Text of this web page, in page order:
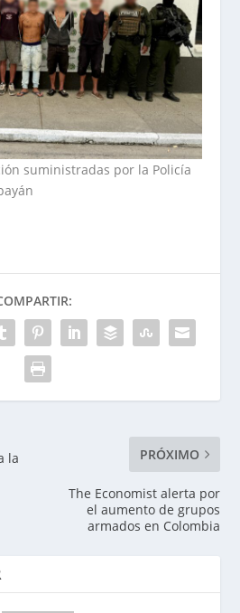
suministradas por la Policía
la
PRÓXIMO
The Economist alerta por
el aumento de grupos
armados en Colombia